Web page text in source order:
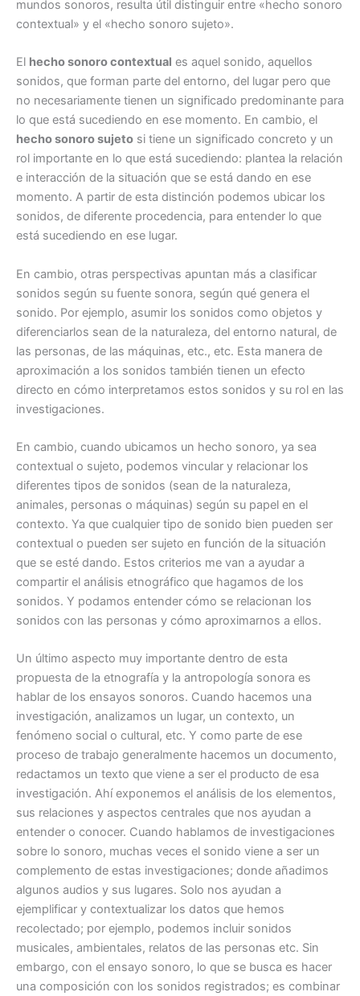
mundos sonoros, resulta útil distinguir entre «hecho sonoro
contextual» y el «hecho sonoro sujeto».
El hecho sonoro contextual es aquel sonido, aquellos
sonidos, que forman parte del entorno, del lugar pero que
no necesariamente tienen un significado predominante para
lo que está sucediendo en ese momento. En cambio, el
hecho sonoro sujeto si tiene un significado concreto y un
rol importante en lo que está sucediendo: plantea la relación
e interacción de la situación que se está dando en ese
momento. A partir de esta distinción podemos ubicar los
sonidos, de diferente procedencia, para entender lo que
está sucediendo en ese lugar.
En cambio, otras perspectivas apuntan más a clasificar
sonidos según su fuente sonora, según qué genera el
sonido. Por ejemplo, asumir los sonidos como objetos y
diferenciarlos sean de la naturaleza, del entorno natural, de
las personas, de las máquinas, etc., etc. Esta manera de
aproximación a los sonidos también tienen un efecto
directo en cómo interpretamos estos sonidos y su rol en las
investigaciones.
En cambio, cuando ubicamos un hecho sonoro, ya sea
contextual o sujeto, podemos vincular y relacionar los
diferentes tipos de sonidos (sean de la naturaleza,
animales, personas o máquinas) según su papel en el
contexto. Ya que cualquier tipo de sonido bien pueden ser
contextual o pueden ser sujeto en función de la situación
que se esté dando. Estos criterios me van a ayudar a
compartir el análisis etnográfico que hagamos de los
sonidos. Y podamos entender cómo se relacionan los
sonidos con las personas y cómo aproximarnos a ellos.
Un último aspecto muy importante dentro de esta
propuesta de la etnografía y la antropología sonora es
hablar de los ensayos sonoros. Cuando hacemos una
investigación, analizamos un lugar, un contexto, un
fenómeno social o cultural, etc. Y como parte de ese
proceso de trabajo generalmente hacemos un documento,
redactamos un texto que viene a ser el producto de esa
investigación. Ahí exponemos el análisis de los elementos,
sus relaciones y aspectos centrales que nos ayudan a
entender o conocer. Cuando hablamos de investigaciones
sobre lo sonoro, muchas veces el sonido viene a ser un
complemento de estas investigaciones; donde añadimos
algunos audios y sus lugares. Solo nos ayudan a
ejemplificar y contextualizar los datos que hemos
recolectado; por ejemplo, podemos incluir sonidos
musicales, ambientales, relatos de las personas etc. Sin
embargo, con el ensayo sonoro, lo que se busca es hacer
una composición con los sonidos registrados; es combinar